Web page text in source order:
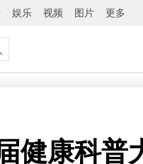
娱乐 视频 图片 更多
健康科普